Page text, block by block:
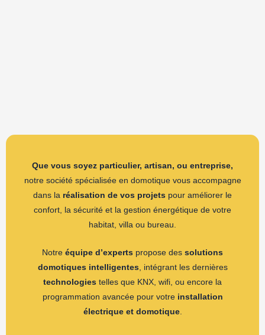
Que vous soyez particulier, artisan, ou entreprise,
notre société spécialisée en domotique vous accompagne
dans la réalisation de vos projets pour améliorer le
confort, la sécurité et la gestion énergétique de votre
habitat, villa ou bureau.
Notre équipe d’experts propose des solutions
domotiques intelligentes, intégrant les dernières
technologies telles que KNX, wifi, ou encore la
programmation avancée pour votre installation
électrique et domotique.